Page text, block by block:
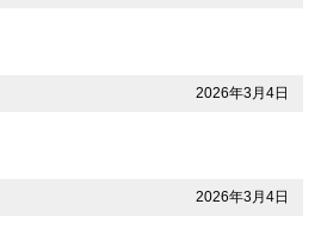
2026年3月4日
2026年3月4日